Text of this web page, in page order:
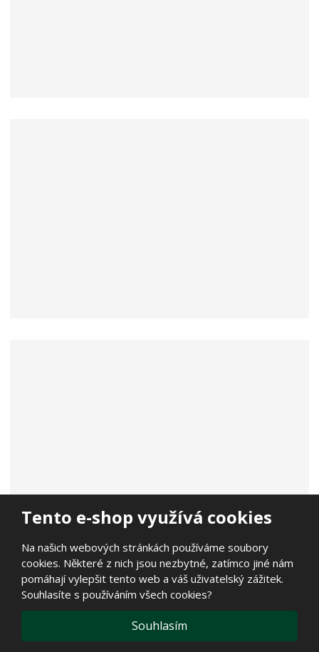
Tento e-shop využívá cookies
Na našich webových stránkách používáme soubory
cookies. Některé z nich jsou nezbytné, zatímco jiné nám
pomáhají vylepšit tento web a váš uživatelský zážitek.
Souhlasíte s používáním všech cookies?
Souhlasím